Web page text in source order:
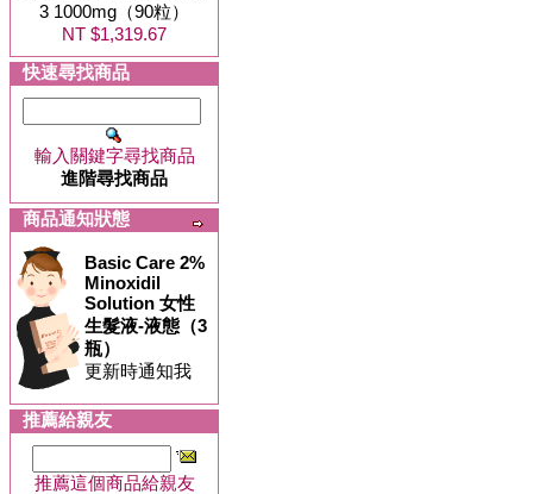
3 1000mg（90粒）
NT $1,319.67
快速尋找商品
輸入關鍵字尋找商品
進階尋找商品
商品通知狀態
Basic Care 2%
Minoxidil
Solution 女性
生髮液-液態（3
瓶）
更新時通知我
推薦給親友
推薦這個商品給親友